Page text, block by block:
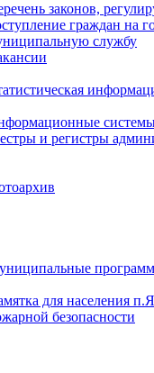
законов,
граждан на
службу
и регистры
для населения
безопасности